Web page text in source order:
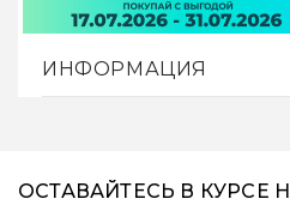
ИНФОРМАЦИЯ
ОСТАВАЙТЕСЬ В КУРСЕ